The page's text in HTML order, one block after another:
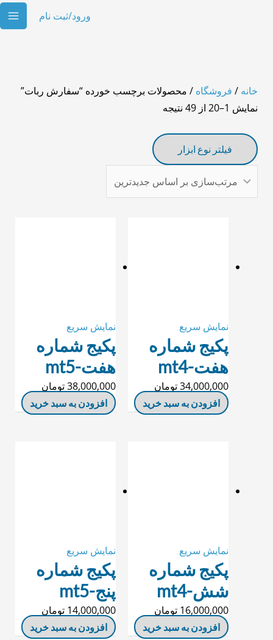
ورود/ثبت نام
خانه/فروشگاه/ محصولات برچسب خورده “سفارش ربات”
نمایش 1–20 از 49 نتیجه
بر
فیلتر نوع ابزار
نمایش سریع
پکیج شماره
هفت-mt4
34,000,000تومان
افزودن به سبد خرید
نمایش سریع
پکیج شماره
هفت-mt5
38,000,000تومان
افزودن به سبد خرید
نمایش سریع
پکیج شماره
شش-mt4
16,000,000 تومان
افزودن به سبد خرید
نمایش سریع
پکیج شماره
پنج-mt5
14,000,000 تومان
افزودن به سبد خرید